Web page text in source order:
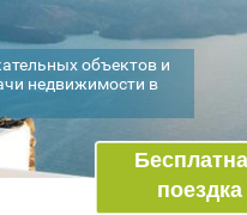
объектов и
недвижимости в